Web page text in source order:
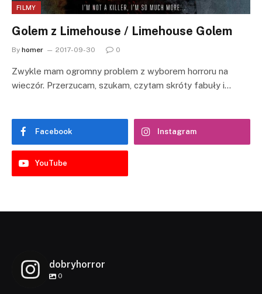
FILMY
Golem z Limehouse / Limehouse Golem
By homer 2017-09-30 0
Zwykle mam ogromny problem z wyborem horroru na
wieczór. Przerzucam, szukam, czytam skróty fabuły i…
Facebook Instagram
YouTube
dobryhorror
0